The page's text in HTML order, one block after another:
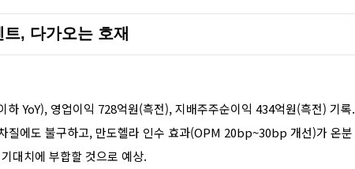
, 다가오는 호재
YoY), 영업이익 728억원(흑전), 지배주주순이익 434억원(흑전) 기록.
질에도 불구하고, 만도헬라 인수 효과(OPM 20bp~30bp 개선)가 온분
대치에 부합할 것으로 예상.